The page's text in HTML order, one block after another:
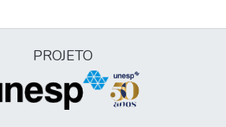
PROJETO